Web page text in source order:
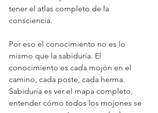
tener el atlas completo de la
consciencia.
Por eso el conocimiento no es lo
mismo que la sabiduría. El
conocimiento es cada mojón en el
camino, cada poste, cada herma.
Sabiduría es ver el mapa completo,
entender cómo todos los mojones se